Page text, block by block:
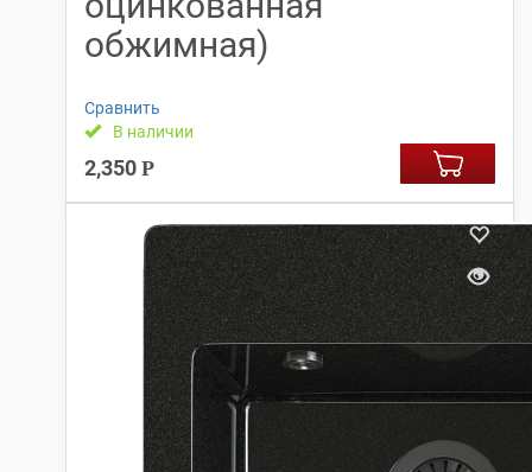
обжимная)
Сравнить
В наличии
2,350 Р